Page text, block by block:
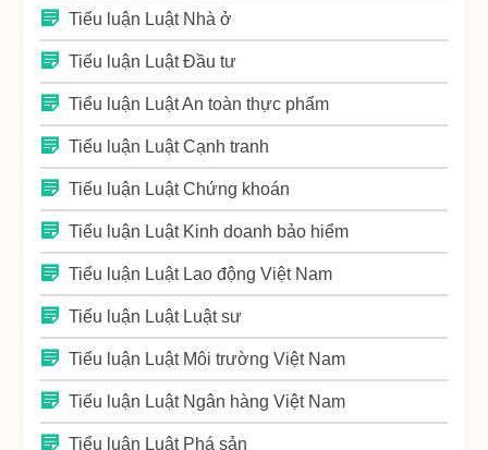
Tiểu luận Luật Nhà ở
Tiểu luận Luật Đầu tư
Tiểu luận Luật An toàn thực phẩm
Tiểu luận Luật Cạnh tranh
Tiểu luận Luật Chứng khoán
Tiểu luận Luật Kinh doanh bảo hiểm
Tiểu luận Luật Lao động Việt Nam
Tiểu luận Luật Luật sư
Tiểu luận Luật Môi trường Việt Nam
Tiểu luận Luật Ngân hàng Việt Nam
Tiểu luận Luật Phá sản